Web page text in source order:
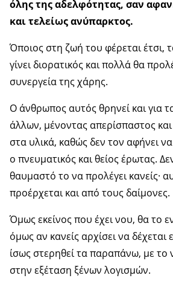
όλης της αδελφότητας, σαν
και τελείως ανύπαρκτος.
Όποιος στη ζωή του φέρεται έτσι,
γίνει διορατικός και πολλά θα
συνεργεία της χάρης.
Ο άνθρωπος αυτός θρηνεί και για
άλλων, μένοντας απερίσπαστος
στα υλικά, καθώς δεν τον αφήνει
ο πνευματικός και θείος έρωτας.
θαυμαστό το να προλέγει κανείς·
προέρχεται και από τους δαίμονες.
Όμως εκείνος που έχει νου, θα το
όμως αν κανείς αρχίσει να δέχεται
ίσως στερηθεί τα παραπάνω, με το
στην εξέταση ξένων λογισμών.